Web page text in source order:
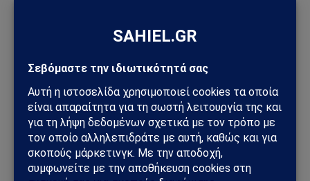
ΓΕΩΣΤΡΑΤΗΓΙΚΉ
ΗΠΑ: «Όχι» στην επιστροφή της Τουρκίας στα F-
35 – Η επιστολή προς το Κογκρέσο που διατηρεί